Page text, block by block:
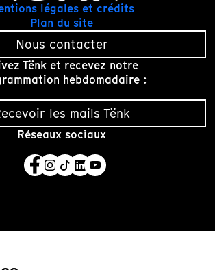
légales et crédits
Plan du site
Nous contacter
Tënk et recevez notre
hebdomadaire :
les mails Tënk
Réseaux sociaux